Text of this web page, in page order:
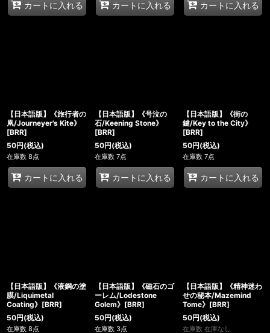
カートに入れる カートに入れる カートに入れる
【日本語版】《旅行者の
凧/Journeyer's Kite》
[BRR]
50円(税込)
在庫数 8点
カートに入れる
【日本語版】《号泣の
石/Keening Stone》
[BRR]
50円(税込)
在庫数 7点
カートに入れる
【日本語版】《街の
鍵/Key to the City》
[BRR]
50円(税込)
在庫数 7点
カートに入れる
【日本語版】《液鋼の塗
膜/Liquimetal
Coating》[BRR]
50円(税込)
在庫数 8点
【日本語版】《磁石のゴ
ーレム/Lodestone
Golem》[BRR]
50円(税込)
在庫数 3点
【日本語版】《精神迷わ
せの秘本/Mazemind
Tome》[BRR]
50円(税込)
在庫数 在庫なし